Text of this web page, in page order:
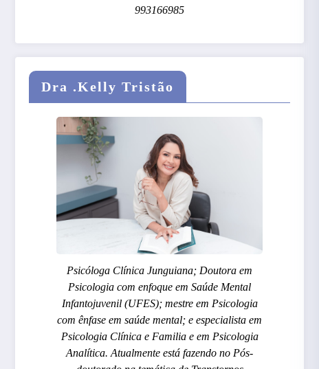
993166985
Dra .Kelly Tristão
Psicóloga Clínica Junguiana; Doutora em
Psicologia com enfoque em Saúde Mental
Infantojuvenil (UFES); mestre em Psicologia
com ênfase em saúde mental; e especialista em
Psicologia Clínica e Familia e em Psicologia
Analítica. Atualmente está fazendo no Pós-